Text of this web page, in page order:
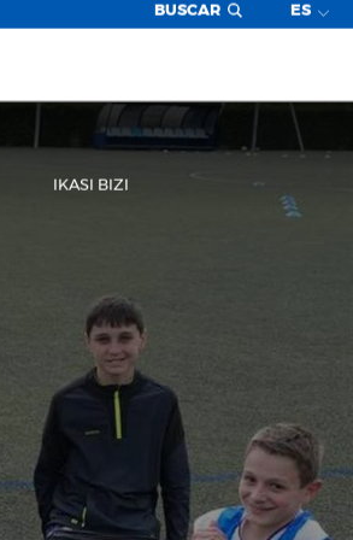
BUSCAR ES
IKASI BIZI